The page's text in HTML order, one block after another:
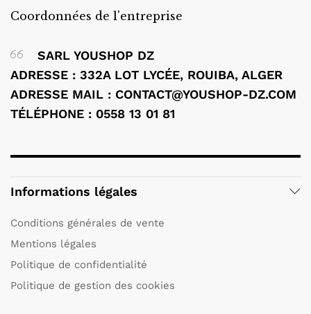
Coordonnées de l'entreprise
SARL YOUSHOP DZ
ADRESSE : 332A LOT LYCÉE, ROUIBA, ALGER
ADRESSE MAIL : CONTACT@YOUSHOP-DZ.COM
TÉLÉPHONE : 0558 13 01 81
Informations légales
Conditions générales de vente
Mentions légales
Politique de confidentialité
Politique de gestion des cookies